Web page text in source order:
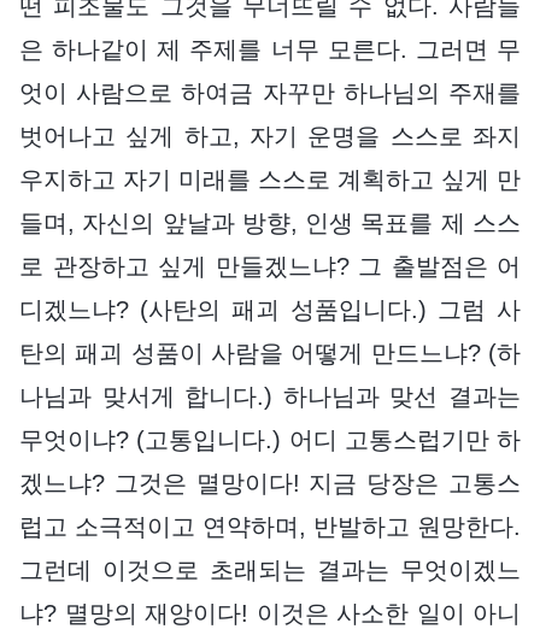
떤 피조물도 그것을 무너뜨릴 수 없다. 사람들
은 하나같이 제 주제를 너무 모른다. 그러면 무
엇이 사람으로 하여금 자꾸만 하나님의 주재를
벗어나고 싶게 하고, 자기 운명을 스스로 좌지
우지하고 자기 미래를 스스로 계획하고 싶게 만
들며, 자신의 앞날과 방향, 인생 목표를 제 스스
로 관장하고 싶게 만들겠느냐? 그 출발점은 어
디겠느냐? (사탄의 패괴 성품입니다.) 그럼 사
탄의 패괴 성품이 사람을 어떻게 만드느냐? (하
나님과 맞서게 합니다.) 하나님과 맞선 결과는
무엇이냐? (고통입니다.) 어디 고통스럽기만 하
겠느냐? 그것은 멸망이다! 지금 당장은 고통스
럽고 소극적이고 연약하며, 반발하고 원망한다.
그런데 이것으로 초래되는 결과는 무엇이겠느
냐? 멸망의 재앙이다! 이것은 사소한 일이 아니